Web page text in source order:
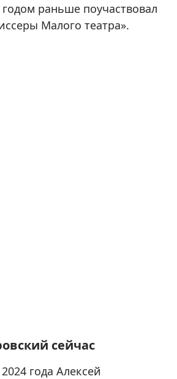
годом раньше поучаствовал
Малого театра».
сейчас
года Алексей